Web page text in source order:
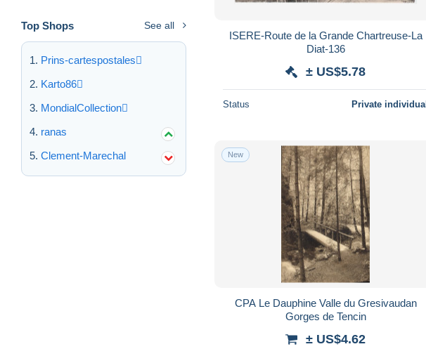
Top Shops See all
Prins-cartespostales
Karto86
MondialCollection
ranas
Clement-Marechal
ISERE-Route de la Grande Chartreuse-La
Diat-136
± US$5.78
Status Private individual
New
CPA Le Dauphine Valle du Gresivaudan
Gorges de Tencin
± US$4.62